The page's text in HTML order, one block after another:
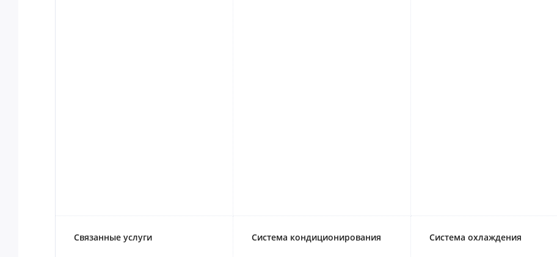
Связанные услуги Система кондиционирования Система охлаждения